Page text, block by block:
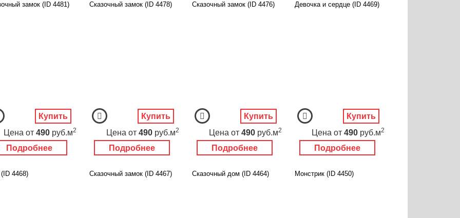
замок (ID 4481)
Подробнее
Цена от 490 руб.м2
Купить
Сказочный замок (ID 4478)
Подробнее
Цена от 490 руб.м2
Купить
Сказочный замок (ID 4476)
Подробнее
Цена от 490 руб.м2
Купить
Девочка и сердце (ID 4469)
Подробнее
Цена от 490 руб.м2
Купить
4468) Сказочный замок (ID 4467) Сказочный дом (ID 4464) Монстрик (ID 4450)